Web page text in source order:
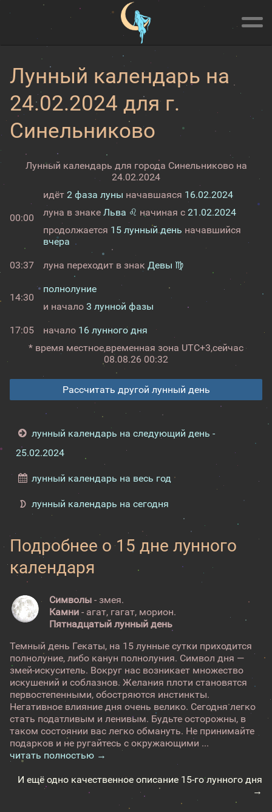
Лунный календарь на
24.02.2024 для г.
Синельниково
Лунный календарь для города Синельниково на
24.02.2024
00:00
идёт 2 фаза луны начавшаяся 16.02.2024
луна в знаке Льва ♌ начиная с 21.02.2024
продолжается 15 лунный день начавшийся
вчера
03:37 луна переходит в знак Девы ♍
14:30
полнолуние
и начало 3 лунной фазы
17:05 начало 16 лунного дня
* время местное,временная зона UTC+3,сейчас
08.08.26 00:32
Рассчитать другой лунный день
лунный календарь на следующий день -
25.02.2024
лунный календарь на весь год
лунный календарь на сегодня
Подробнее о 15 дне лунного
календаря
Символы - змея.
Камни - агат, гагат, морион.
Пятнадцатый лунный день
Темный день Гекаты, на 15 лунные сутки приходится
полнолуние, либо канун полнолуния. Символ дня —
змей-искуситель. Вокруг нас возникает множество
искушений и соблазнов. Желания плоти становятся
первостепенными, обостряются инстинкты.
Негативное влияние дня очень велико. Сегодня легко
стать податливым и ленивым. Будьте осторожны, в
таком состоянии вас легко обмануть. Не принимайте
подарков и не ругайтесь с окружающими ...
читать полностью →
И ещё одно качественное описание 15-го лунного дня
→